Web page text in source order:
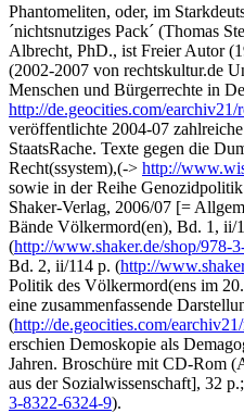
Phantomeliten, oder, im
´nichtsnutziges Pack´ (Thomas
Albrecht, PhD., ist Freier Autor
(2002-2007 von rechtskultur.de
Menschen und Bürgerrechte in
http://de.geocities.com/
veröffentlichte 2004-07
StaatsRache. Texte gegen die
Recht(ssystem),(-> http://
sowie in der Reihe
Shaker-Verlag, 2006/07 [=
Bände Völkermord(en), Bd. 1, ii/
(http://www.shaker.de/shop/978-
Bd. 2, ii/114 p. (http://
Politik des Völkermord(ens im
eine zusammenfassende
(http://de.geocities.com/
erschien Demoskopie als
Jahren. Broschüre mit CD-Rom
aus der Sozialwissenschaft], 32 p.;
3-8322-6324-9).